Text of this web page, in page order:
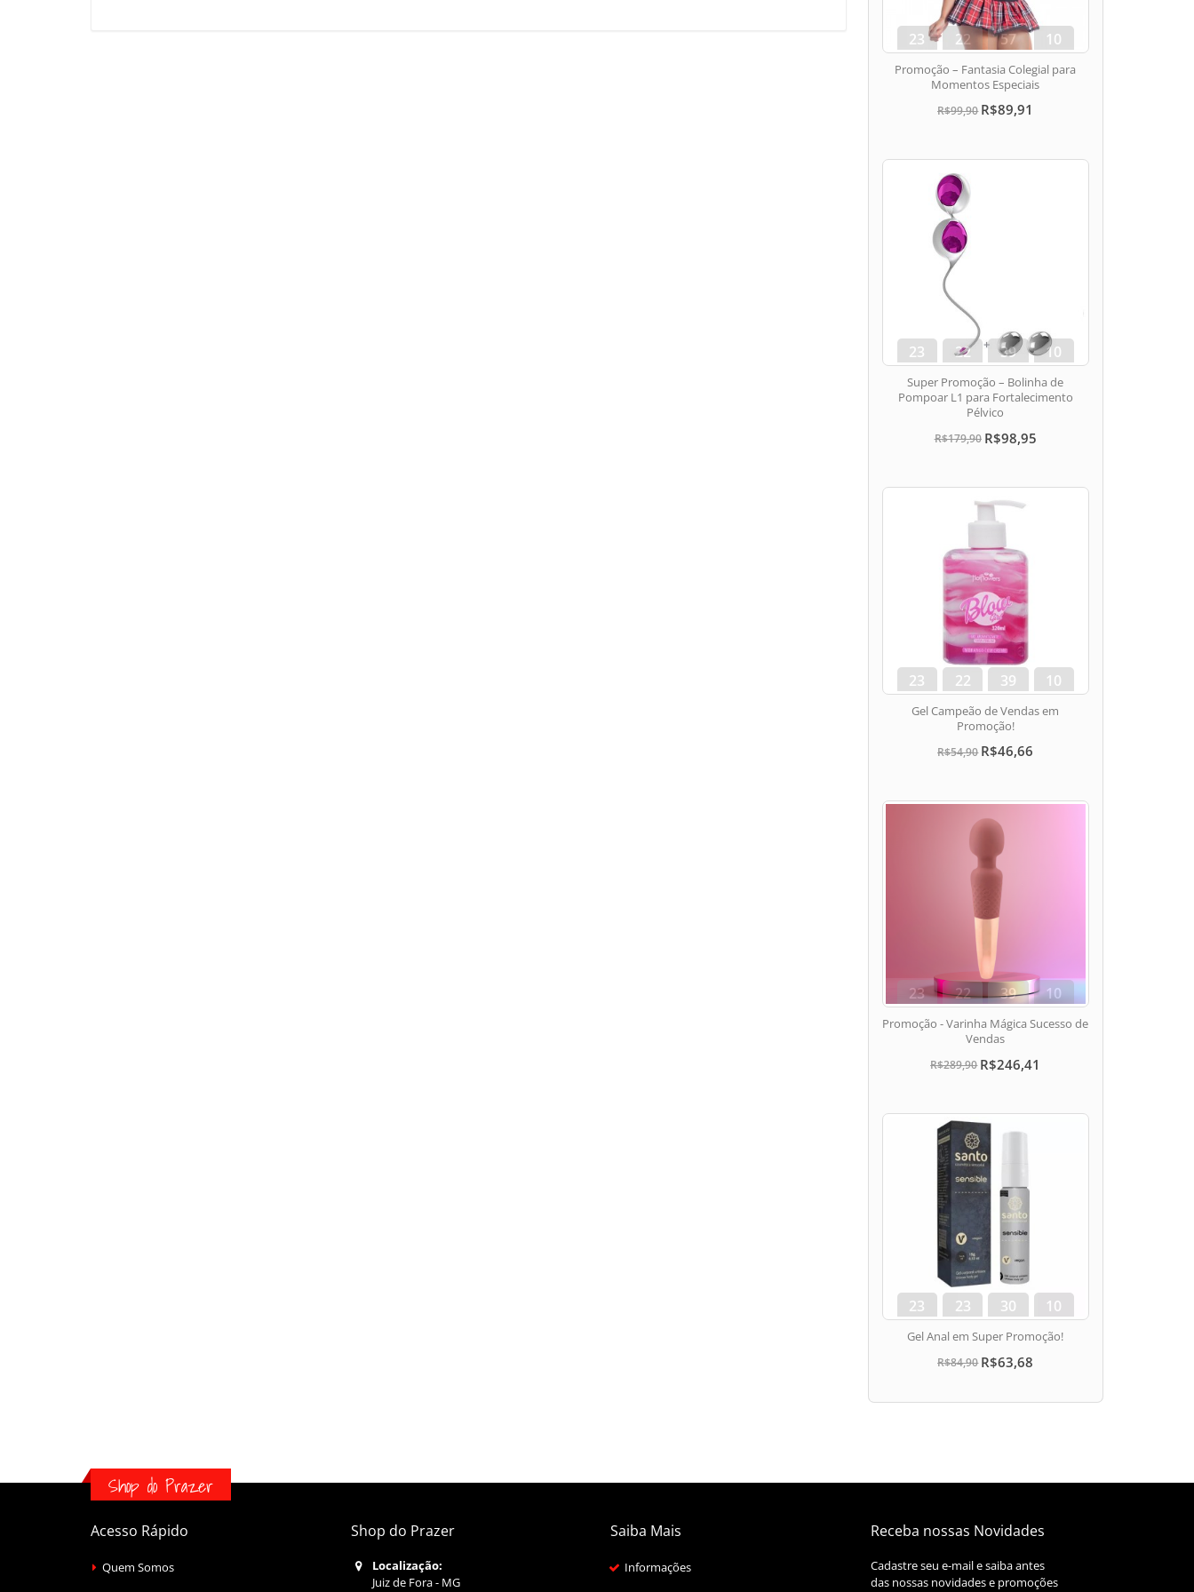
23
dias
22
hora
57
min
10
seg
Promoção – Fantasia Colegial para
Momentos Especiais
R$99,90 R$89,91
23
dias
22
hora
39
min
10
seg
Super Promoção – Bolinha de
Pompoar L1 para Fortalecimento
Pélvico
R$179,90 R$98,95
23
dias
22
hora
39
min
10
seg
Gel Campeão de Vendas em
Promoção!
R$54,90 R$46,66
23
dias
22
hora
39
min
10
seg
Promoção - Varinha Mágica Sucesso de
Vendas
R$289,90 R$246,41
23
dias
23
hora
30
min
10
seg
Gel Anal em Super Promoção!
R$84,90 R$63,68
Shop do Prazer
Acesso Rápido
Quem Somos
Shop do Prazer
Localização:
Juiz de Fora - MG
Saiba Mais
Informações
Receba nossas Novidades
Cadastre seu e-mail e saiba antes
das nossas novidades e promoções